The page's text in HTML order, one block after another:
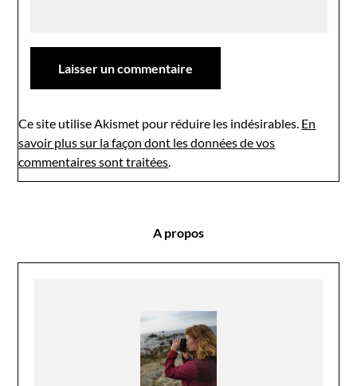
Ce site utilise Akismet pour réduire les indésirables. En
savoir plus sur la façon dont les données de vos
commentaires sont traitées.
A propos